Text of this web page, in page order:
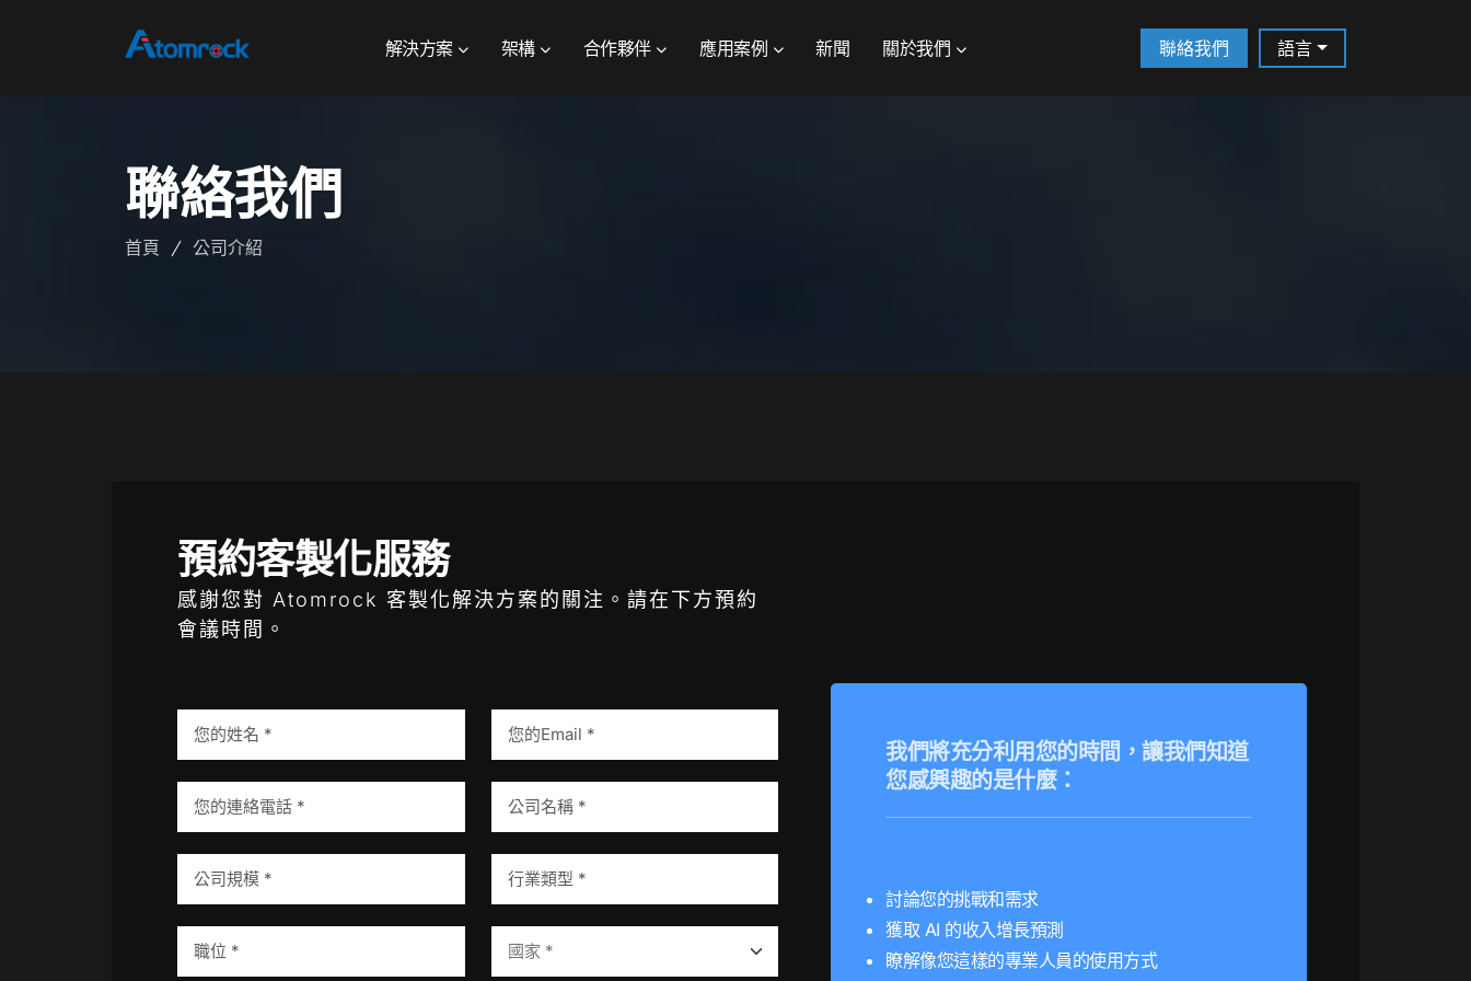
解決方案 架構 合作夥伴 應用案例 新聞 關於我們 聯絡我們 語言
聯絡我們
首頁 公司介紹
預約客製化服務
感謝您對 Atomrock 客製化解決方案的關注。請在下方預約
會議時間。
我們將充分利用您的時間，讓我們知道
您感興趣的是什麼：
討論您的挑戰和需求
獲取 AI 的收入增長預測
瞭解像您這樣的專業人員的使用方式